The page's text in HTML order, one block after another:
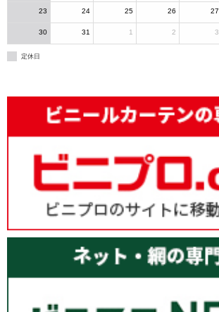
23 24 25 26 27
30 31 1 2 3
定休日